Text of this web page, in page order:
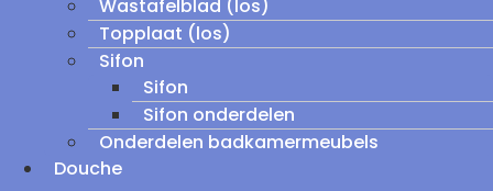
Wastafelblad (los)
Topplaat (los)
Sifon
Sifon
Sifon onderdelen
Onderdelen badkamermeubels
Douche